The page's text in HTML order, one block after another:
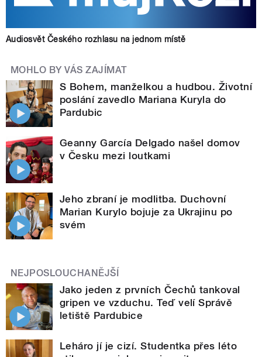
Audiosvět Českého rozhlasu na jednom místě
MOHLO BY VÁS ZAJÍMAT
S Bohem, manželkou a hudbou. Životní
poslání zavedlo Mariana Kuryla do
Pardubic
Geanny García Delgado našel domov
v Česku mezi loutkami
Jeho zbraní je modlitba. Duchovní
Marian Kurylo bojuje za Ukrajinu po
svém
NEJPOSLOUCHANĚJŠÍ
Jako jeden z prvních Čechů tankoval
gripen ve vzduchu. Teď velí Správě
letiště Pardubice
Leháro jí je cizí. Studentka přes léto